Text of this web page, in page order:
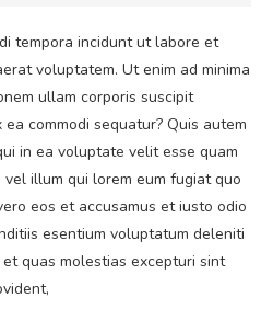
tempora incidunt ut labore et
voluptatem. Ut enim ad minima
ullam corporis suscipit
commodi sequatur? Quis autem
in ea voluptate velit esse quam
illum qui lorem eum fugiat quo
eos et accusamus et iusto odio
esentium voluptatum deleniti
quas molestias excepturi sint